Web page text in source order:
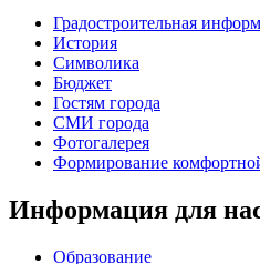
Градостроительная
История
Символика
Бюджет
Гостям города
СМИ города
Фотогалерея
Формирование
Информация для
Образование